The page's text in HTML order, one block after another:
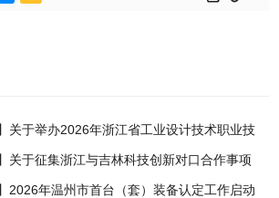
关于举办2026年浙江省工业设计技术职业技
关于征集浙江与吉林科技创新对口合作事项
2026年温州市首台（套）装备认定工作启动